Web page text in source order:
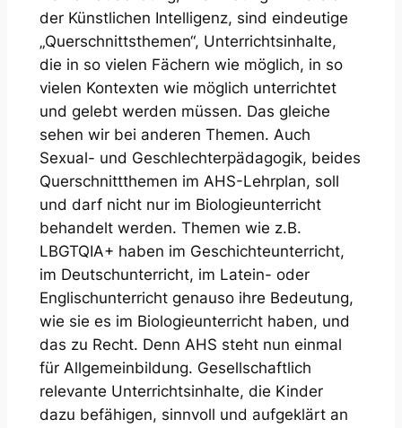
der Künstlichen Intelligenz, sind eindeutige
„Querschnittsthemen“, Unterrichtsinhalte,
die in so vielen Fächern wie möglich, in so
vielen Kontexten wie möglich unterrichtet
und gelebt werden müssen. Das gleiche
sehen wir bei anderen Themen. Auch
Sexual- und Geschlechterpädagogik, beides
Querschnittthemen im AHS-Lehrplan, soll
und darf nicht nur im Biologieunterricht
behandelt werden. Themen wie z.B.
LBGTQIA+ haben im Geschichteunterricht,
im Deutschunterricht, im Latein- oder
Englischunterricht genauso ihre Bedeutung,
wie sie es im Biologieunterricht haben, und
das zu Recht. Denn AHS steht nun einmal
für Allgemeinbildung. Gesellschaftlich
relevante Unterrichtsinhalte, die Kinder
dazu befähigen, sinnvoll und aufgeklärt an